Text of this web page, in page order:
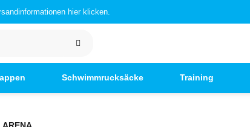
hier klicken.
Schwimmrucksäcke Training
ARENA